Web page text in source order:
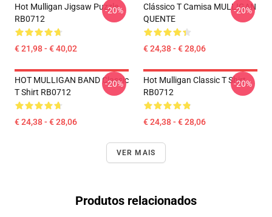
Hot Mulligan Jigsaw Puzzle
RB0712
€ 21,98 - € 40,02
-20%
Clássico T Camisa MULLIGAN
QUENTE
€ 24,38 - € 28,06
-20%
HOT MULLIGAN BAND Classic
T Shirt RB0712
€ 24,38 - € 28,06
-20%
Hot Mulligan Classic T Shirt
RB0712
€ 24,38 - € 28,06
-20%
VER MAIS
Produtos relacionados